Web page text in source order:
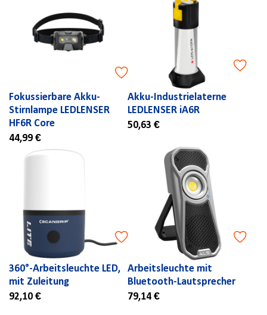
Fokussierbare Akku-
Stirnlampe LEDLENSER
HF6R Core
44,99 €
Akku-Industrielaterne
LEDLENSER iA6R
50,63 €
360°-Arbeitsleuchte LED,
mit Zuleitung
92,10 €
Arbeitsleuchte mit
Bluetooth-Lautsprecher
79,14 €